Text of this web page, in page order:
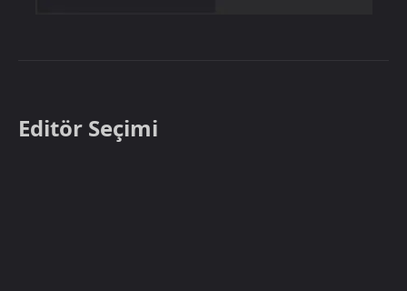
Editör Seçimi